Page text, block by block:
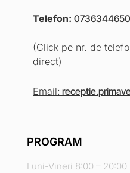
Telefon: 0736344650
(Click pe nr. de
direct)
Email:
PROGRAM
Luni-Vineri 8:00 – 20:00